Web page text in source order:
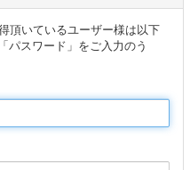
頂いているユーザー様は以下
パスワード」をご入力のう